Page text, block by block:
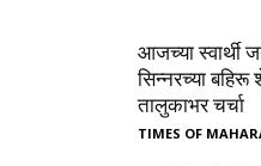
आजच्या स्वार्थी
सिन्नरच्या बहिरू
तालुकाभर चर्चा
TIMES OF